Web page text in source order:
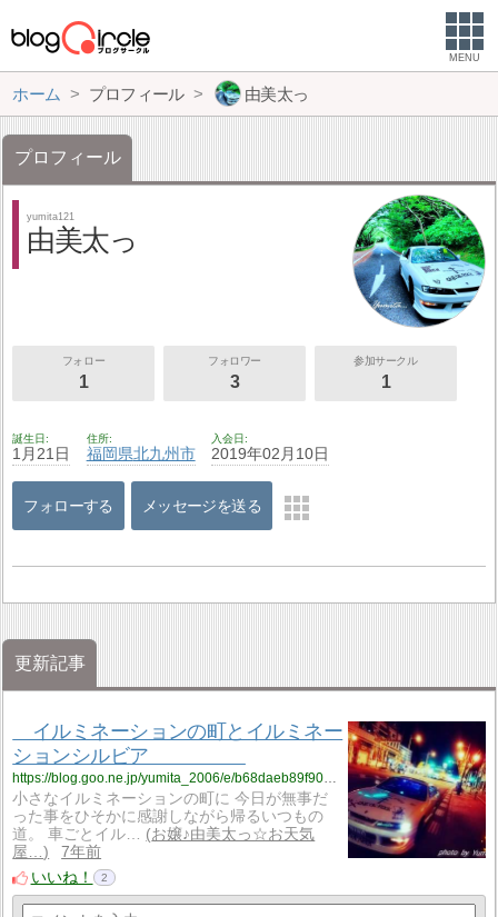
MENU
ホーム プロフィール 由美太っ
プロフィール
yumita121
由美太っ
フォロー
1
フォロワー
3
参加サークル
1
誕生日
1月21日
住所
福岡県北九州市
入会日
2019年02月10日
フォローする メッセージを送る
更新記事
イルミネーションの町とイルミネー
ションシルビア
https://blog.goo.ne.jp/yumita_2006/e/b68daeb89f909e64781c2eb5a22e6253?fm=rss
小さなイルミネーションの町に 今日が無事だ
った事をひそかに感謝しながら帰るいつもの
道。 車ごとイル…
お嬢♪由美太っ☆お天気
屋…
7年前
いいね！
2